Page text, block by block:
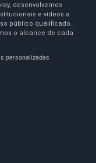
desenvolvemos
e vídeos a
público qualificado.
o alcance de cada
personalizadas.